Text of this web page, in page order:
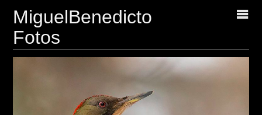
MiguelBenedicto
Fotos